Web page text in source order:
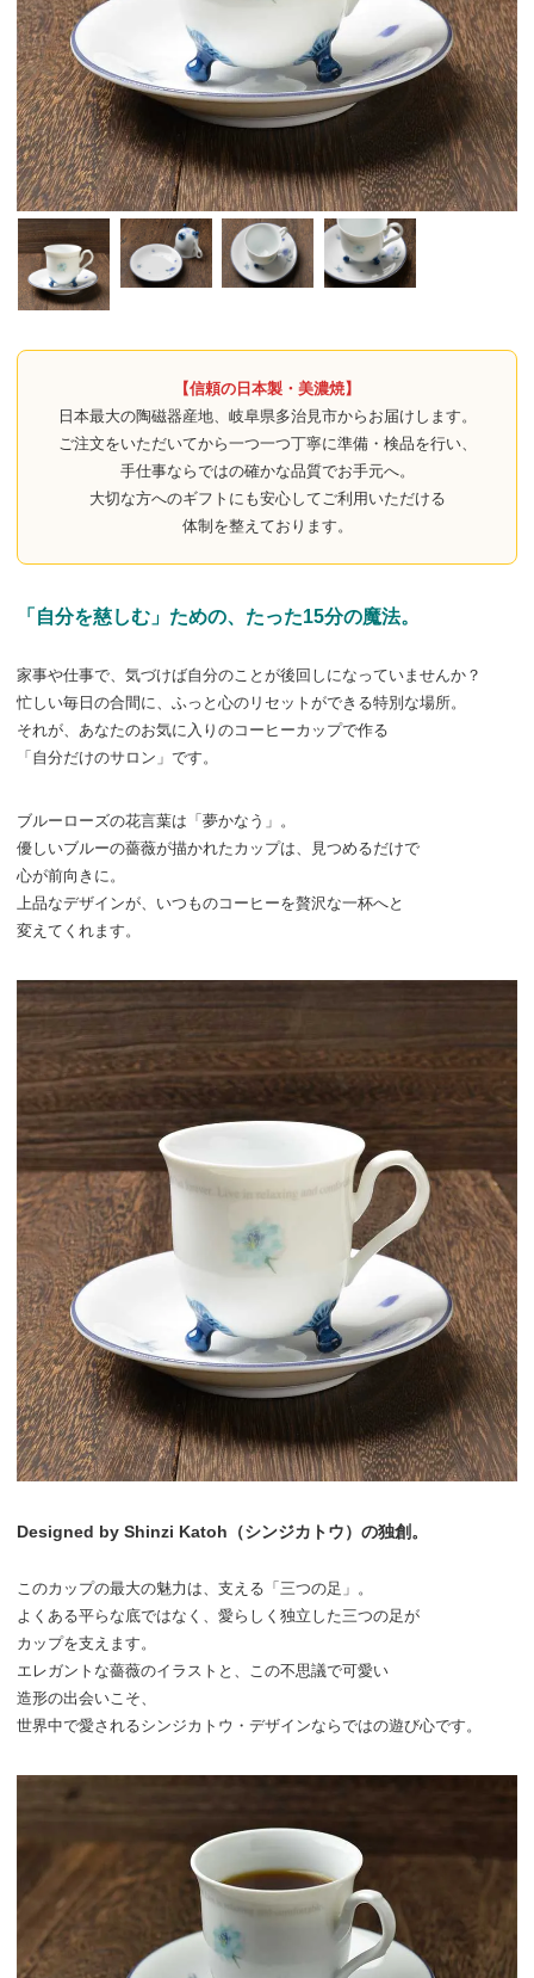
【信頼の日本製・美濃焼】
日本最大の陶磁器産地、 岐阜県多治見市から お届けします。
ご注文をいただいてから一つ一つ丁寧に準備・検品を行い、
手仕事ならではの確かな品質でお手元へ。
大切な方へのギフトにも安心してご利用いただける
体制を整えております。
「自分を慈しむ」ための、 たった15分の魔法。
家事や仕事で、 気づけば自分のことが後回しに なっていませんか？
忙しい毎日の合間に、 ふっと心のリセットができる特別な場所。
それが、あなたのお気に入りのコーヒーカップで作る
「自分だけのサロン」です。
ブルーローズの花言葉は 「夢かなう」。
優しいブルーの薔薇が描かれたカップは、
見つめるだけで
心が前向きに。
上品なデザインが、 いつものコーヒーを贅沢な一杯へと
変えてくれます。
Designed by Shinzi Katoh（シンジカトウ）の独創。
このカップの最大の魅力は、 支える「三つの足」。
よくある平らな底ではなく、 愛らしく独立した三つの足が
カップを支えます。
エレガントな薔薇のイラストと、
この不思議で可愛い
造形の出会いこそ、
世界中で愛されるシンジカトウ・デザインならではの遊び心です。